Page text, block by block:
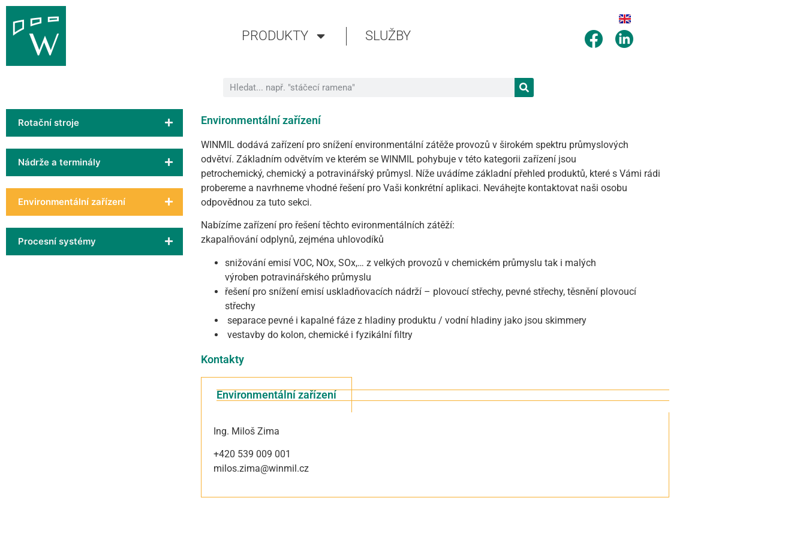
PRODUKTY SLUŽBY
Rotační stroje
Nádrže a terminály
Environmentální zařízení
Procesní systémy
Environmentální zařízení
WINMIL dodává zařízení pro snížení environmentální zátěže provozů v širokém spektru průmyslových
odvětví. Základním odvětvím ve kterém se WINMIL pohybuje v této kategorii zařízení jsou
petrochemický, chemický a potravinářský průmysl. Níže uvádíme základní přehled produktů, které s Vámi rádi
probereme a navrhneme vhodné řešení pro Vaši konkrétní aplikaci. Neváhejte kontaktovat naši osobu
odpovědnou za tuto sekci.
Nabízíme zařízení pro řešení těchto evironmentálních zátěží:
zkapalňování odplynů, zejména uhlovodíků
snižování emisí VOC, NOx, SOx,… z velkých provozů v chemickém průmyslu tak i malých
výroben potravinářského průmyslu
řešení pro snížení emisí uskladňovacích nádrží – plovoucí střechy, pevné střechy, těsnění plovoucí
střechy
separace pevné i kapalné fáze z hladiny produktu / vodní hladiny jako jsou skimmery
vestavby do kolon, chemické i fyzikální filtry
Kontakty
Environmentální zařízení
Ing. Miloš Zima
+420 539 009 001
milos.zima@winmil.cz